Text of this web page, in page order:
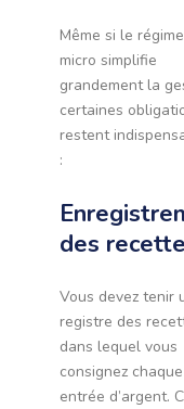
Même si le régime
micro simplifie
grandement la
certaines
restent
:
des
Vous devez tenir
registre des
dans lequel vous
consignez chaque
entrée d’argent.